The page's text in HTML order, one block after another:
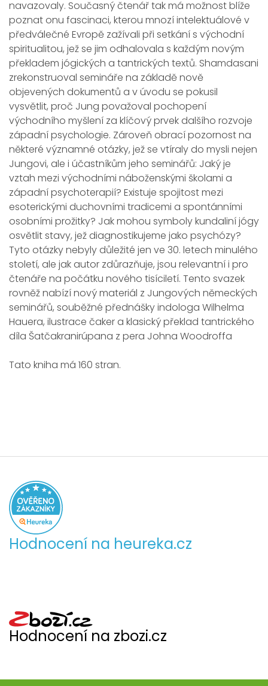
navazovaly. Současný čtenář tak má možnost blíže
poznat onu fascinaci, kterou mnozí intelektuálové v
předválečné Evropě zažívali při setkání s východní
spiritualitou, jež se jim odhalovala s každým novým
překladem jógických a tantrických textů. Shamdasani
zrekonstruoval semináře na základě nově
objevených dokumentů a v úvodu se pokusil
vysvětlit, proč Jung považoval pochopení
východního myšlení za klíčový prvek dalšího rozvoje
západní psychologie. Zároveň obrací pozornost na
některé významné otázky, jež se vtíraly do mysli nejen
Jungovi, ale i účastníkům jeho seminářů: Jaký je
vztah mezi východními náboženskými školami a
západní psychoterapií? Existuje spojitost mezi
esoterickými duchovními tradicemi a spontánními
osobními prožitky? Jak mohou symboly kundaliní jógy
osvětlit stavy, jež diagnostikujeme jako psychózy?
Tyto otázky nebyly důležité jen ve 30. letech minulého
století, ale jak autor zdůrazňuje, jsou relevantní i pro
čtenáře na počátku nového tisíciletí. Tento svazek
rovněž nabízí nový materiál z Jungových německých
seminářů, souběžné přednášky indologa Wilhelma
Hauera, ilustrace čaker a klasický překlad tantrického
díla Šatčakranirúpana z pera Johna Woodroffa
Tato kniha má 160 stran.
Hodnocení na heureka.cz
Hodnocení na zbozi.cz